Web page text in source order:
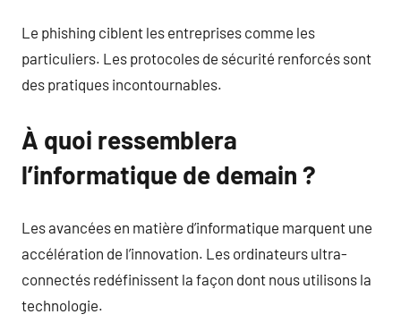
Le phishing ciblent les entreprises comme les
particuliers. Les protocoles de sécurité renforcés sont
des pratiques incontournables.
À quoi ressemblera
l’informatique de demain ?
Les avancées en matière d’informatique marquent une
accélération de l’innovation. Les ordinateurs ultra-
connectés redéfinissent la façon dont nous utilisons la
technologie.